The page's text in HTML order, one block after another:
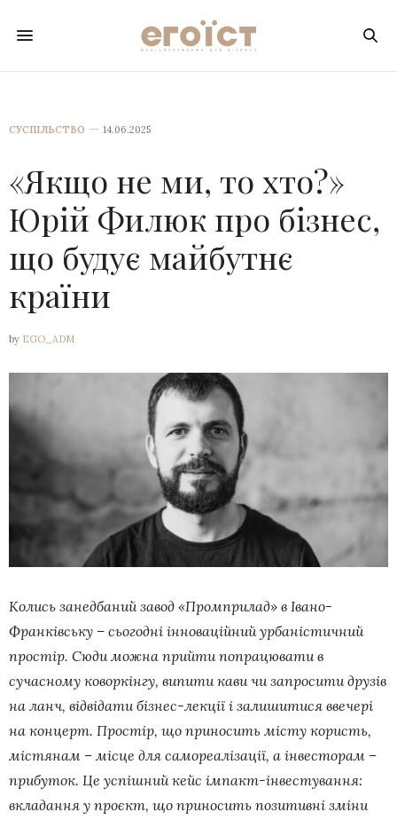
СУСПІЛЬСТВО 14.06.2025
«Якщо не ми, то хто?»
Юрій Филюк про бізнес,
що будує майбутнє
країни
by EGO_ADM
Колись занедбаний завод «Промприлад» в Івано-
Франківську – сьогодні інноваційний урбаністичний
простір. Сюди можна прийти попрацювати в
сучасному коворкінгу, випити кави чи запросити друзів
на ланч, відвідати бізнес-лекції і залишитися ввечері
на концерт. Простір, що приносить місту користь,
містянам – місце для самореалізації, а інвесторам –
прибуток. Це успішний кейс імпакт-інвестування:
вкладання у проєкт, що приносить позитивні зміни